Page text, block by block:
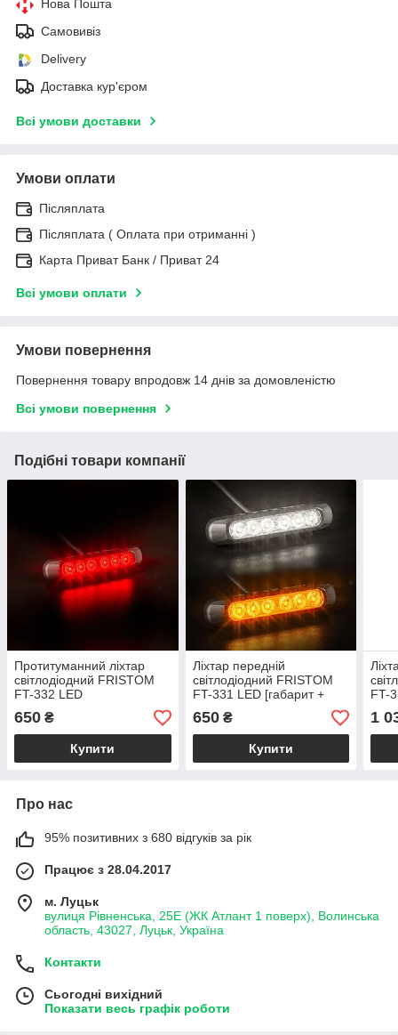
Нова Пошта
Самовивіз
Delivery
Доставка кур'єром
Всі умови доставки
Умови оплати
Післяплата
Післяплата ( Оплата при отриманні )
Карта Приват Банк / Приват 24
Всі умови оплати
Умови повернення
Повернення товару впродовж 14 днів за домовленістю
Всі умови повернення
Подібні товари компанії
Протитуманний ліхтар
світлодіодний FRISTOM
FT-332 LED
650 ₴
Купити
Ліхтар передній
світлодіодний FRISTOM
FT-331 LED [габарит +
покажчик повороту]
650₴
Купити
FT-
1
Про нас
95% позитивних з 680 відгуків за рік
Працює з 28.04.2017
м. Луцьк
вулиця Рівненська, 25Е (ЖК Атлант 1 поверх), Волинська
область, 43027, Луцьк, Україна
Контакти
Сьогодні вихідний
Показати весь графік роботи